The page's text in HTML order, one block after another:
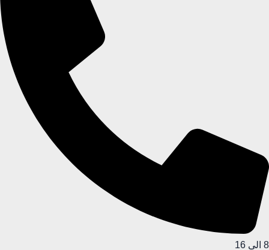
8 الی 16